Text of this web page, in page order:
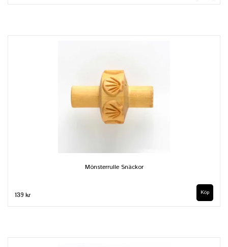
Mönsterrulle Snäckor
139 kr